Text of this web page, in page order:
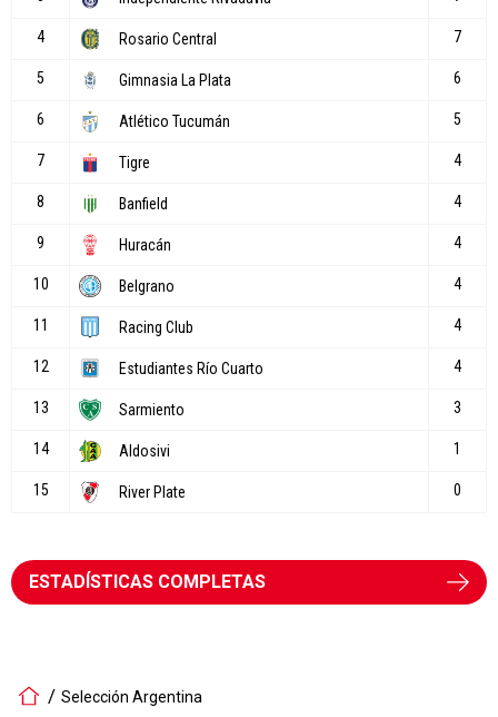
ESTADÍSTICAS COMPLETAS
Selección Argentina